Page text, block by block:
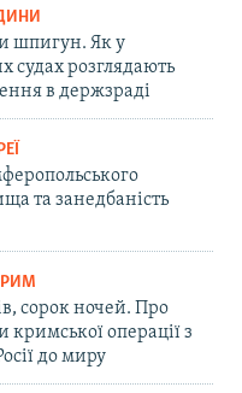
шпигун. Як у
судах розглядають
в держзраді
та занедбаність
сорок ночей. Про
кримської операції з
до миру